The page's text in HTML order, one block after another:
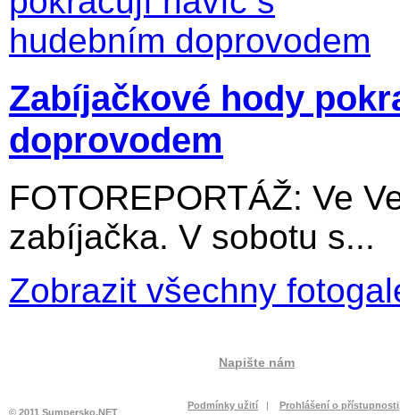
Zabíjačkové hody
doprovodem
FOTOREPORTÁŽ: Ve
zabíjačka. V sobotu s...
Zobrazit všechny
© 2011 Sumpersko.NET
Napište nám
Podmínky užití | Prohlášení o přístupnosti